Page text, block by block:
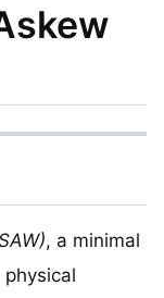
, a minimal